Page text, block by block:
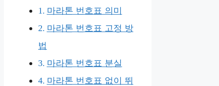
마라톤 번호표 의미
마라톤 번호표 고정 방
법
마라톤 번호표 분실
마라톤 번호표 없이 뛰